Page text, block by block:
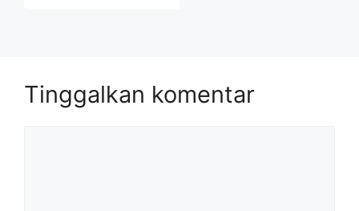
Tinggalkan komentar